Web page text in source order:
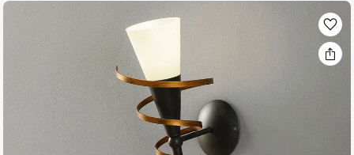
Zum
Ende
Bildgalerie
springen